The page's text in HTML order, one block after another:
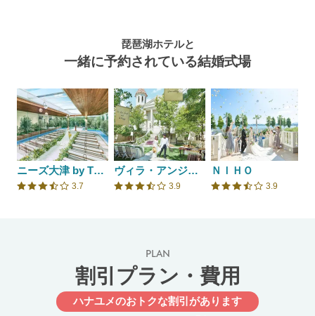
琵琶湖ホテルと
一緒に予約されている結婚式場
ニーズ大津 by T&G WEDDING(旧 アクアテラス迎賓館 大津)
口コミ評価
3.7
ヴィラ・アンジェリカ
口コミ評価
3.9
ＮＩＨＯ
口コミ評価
3.9
PLAN
割引プラン・費用
ハナユメのおトクな割引があります